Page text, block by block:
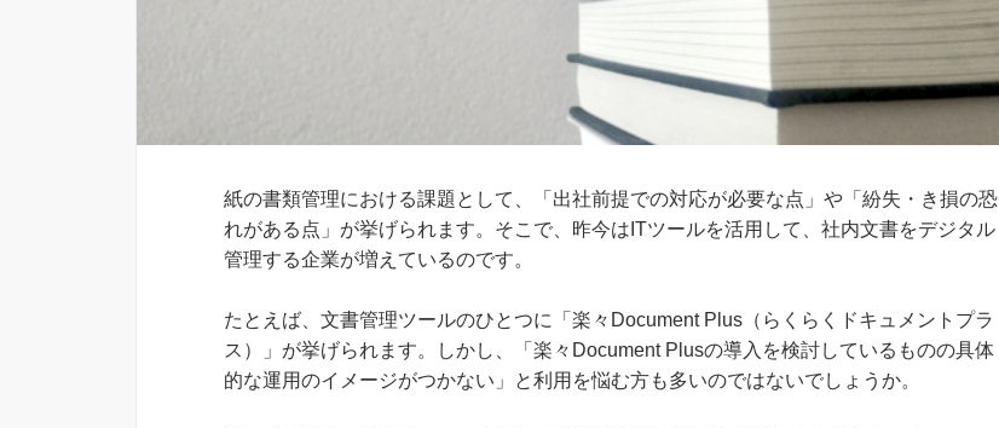
紙の書類管理における課題として、「出社前提での対応が必要な点」や「紛失・き損の恐
れがある点」が挙げられます。そこで、昨今はITツールを活用して、社内文書をデジタル
管理する企業が増えているのです。
たとえば、文書管理ツールのひとつに「楽々Document Plus（らくらくドキュメントプラ
ス）」が挙げられます。しかし、「楽々Document Plusの導入を検討しているものの具体
的な運用のイメージがつかない」と利用を悩む方も多いのではないでしょうか。